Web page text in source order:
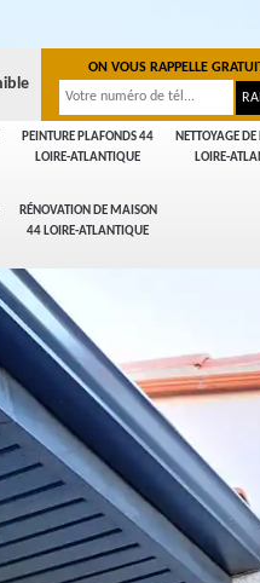
PEINTURE PLAFONDS 44
LOIRE-ATLANTIQUE
NETTOYAGE
LOIRE-
RÉNOVATION DE MAISON
44 LOIRE-ATLANTIQUE
ON VOUS RAPPELLE